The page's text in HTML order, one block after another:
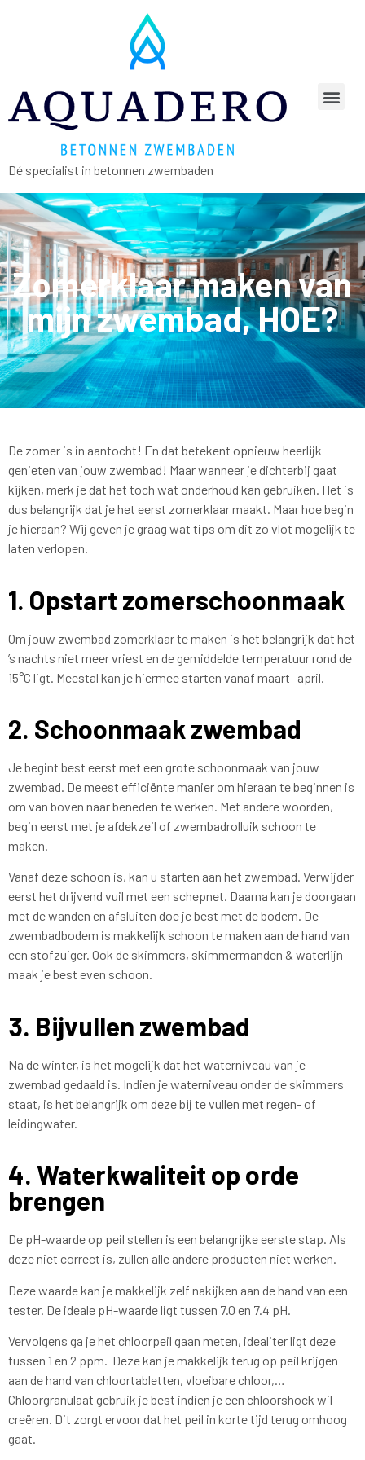
Dé specialist in betonnen zwembaden
Zomerklaar maken van
mijn zwembad, HOE?
De zomer is in aantocht! En dat betekent opnieuw heerlijk
genieten van jouw zwembad! Maar wanneer je dichterbij gaat
kijken, merk je dat het toch wat onderhoud kan gebruiken. Het is
dus belangrijk dat je het eerst zomerklaar maakt. Maar hoe begin
je hieraan? Wij geven je graag wat tips om dit zo vlot mogelijk te
laten verlopen.
1. Opstart zomerschoonmaak
Om jouw zwembad zomerklaar te maken is het belangrijk dat het
’s nachts niet meer vriest en de gemiddelde temperatuur rond de
15°C ligt. Meestal kan je hiermee starten vanaf maart- april.
2. Schoonmaak zwembad
Je begint best eerst met een grote schoonmaak van jouw
zwembad. De meest efficiënte manier om hieraan te beginnen is
om van boven naar beneden te werken. Met andere woorden,
begin eerst met je afdekzeil of zwembadrolluik schoon te
maken.
Vanaf deze schoon is, kan u starten aan het zwembad. Verwijder
eerst het drijvend vuil met een schepnet. Daarna kan je doorgaan
met de wanden en afsluiten doe je best met de bodem. De
zwembadbodem is makkelijk schoon te maken aan de hand van
een stofzuiger. Ook de skimmers, skimmermanden & waterlijn
maak je best even schoon.
3. Bijvullen zwembad
Na de winter, is het mogelijk dat het waterniveau van je
zwembad gedaald is. Indien je waterniveau onder de skimmers
staat, is het belangrijk om deze bij te vullen met regen- of
leidingwater.
4. Waterkwaliteit op orde
brengen
De pH-waarde op peil stellen is een belangrijke eerste stap. Als
deze niet correct is, zullen alle andere producten niet werken.
Deze waarde kan je makkelijk zelf nakijken aan de hand van een
tester. De ideale pH-waarde ligt tussen 7.0 en 7.4 pH.
Vervolgens ga je het chloorpeil gaan meten, idealiter ligt deze
tussen 1 en 2 ppm. Deze kan je makkelijk terug op peil krijgen
aan de hand van chloortabletten, vloeibare chloor,…
Chloorgranulaat gebruik je best indien je een chloorshock wil
creëren. Dit zorgt ervoor dat het peil in korte tijd terug omhoog
gaat.